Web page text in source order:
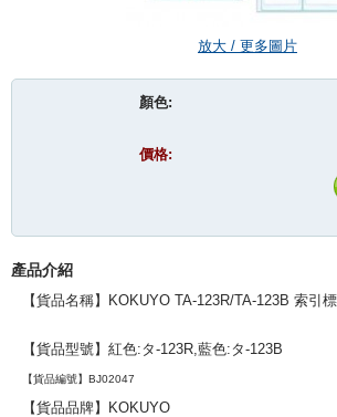
放大 / 更多圖片
顏色:
價格:
產品介紹
【貨品名稱】KOKUYO TA-123R/TA-123B 索
【貨品型號】紅色:タ-123R,藍色:タ-123B
【貨品編號】BJ02047
【貨品品牌】
KOKUYO